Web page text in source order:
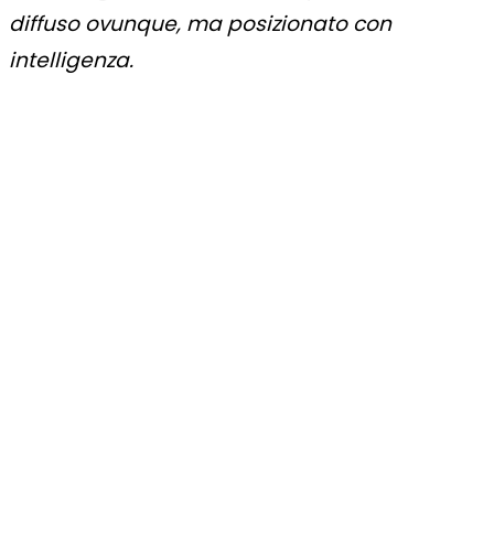
diffuso ovunque, ma posizionato con
intelligenza.